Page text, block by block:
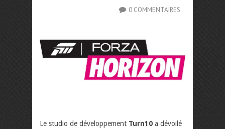
0 COMMENTAIRES
Le studio de développement Turn10 a dévoilé